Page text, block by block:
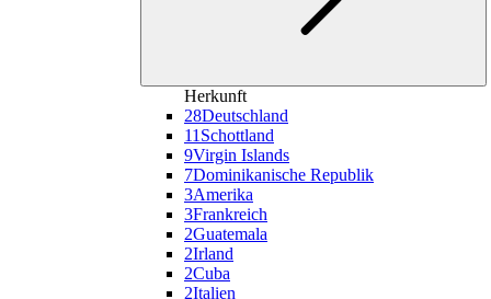
Herkunft
28Deutschland
11 Schottland
9Virgin Islands
7Dominikanische Republik
3Amerika
3Frankreich
2Guatemala
2Irland
2Cuba
2Italien